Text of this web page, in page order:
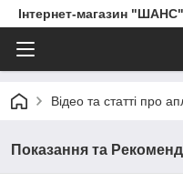
Інтернет-магазин
Відео та статті про
Показання та